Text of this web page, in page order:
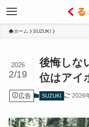
ホーム SUZUKI
後悔しな
位はアイ
2026
2/19
広告 SUZUKI 2026